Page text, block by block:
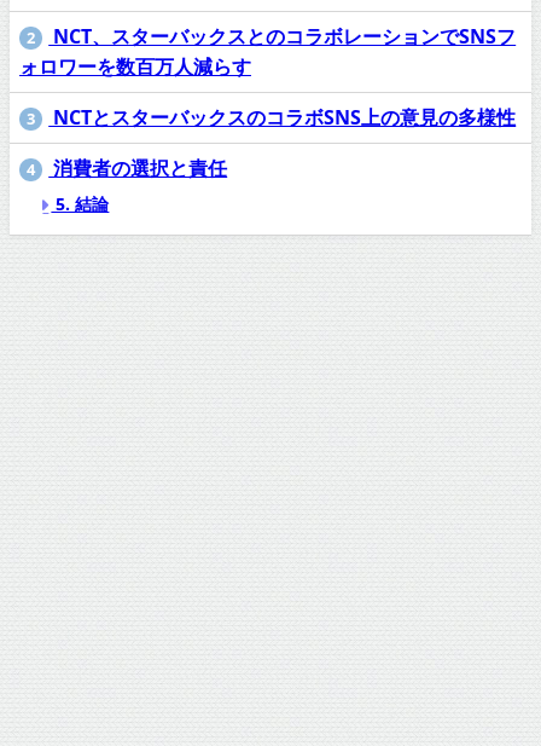
2
NCT、スターバックスとのコラボレーションでSNSフ
ォロワーを数百万人減らす
3 NCTとスターバックスのコラボSNS上の意見の多様性
4 消費者の選択と責任
5. 結論